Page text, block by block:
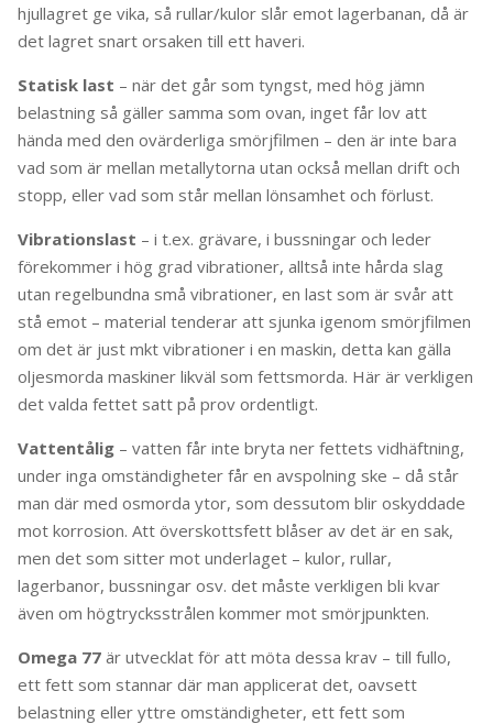
hjullagret ge vika, så rullar/kulor slår emot lagerbanan, då är
det lagret snart orsaken till ett haveri.
Statisk last – när det går som tyngst, med hög jämn
belastning så gäller samma som ovan, inget får lov att
hända med den ovärderliga smörjfilmen – den är inte bara
vad som är mellan metallytorna utan också mellan drift och
stopp, eller vad som står mellan lönsamhet och förlust.
Vibrationslast – i t.ex. grävare, i bussningar och leder
förekommer i hög grad vibrationer, alltså inte hårda slag
utan regelbundna små vibrationer, en last som är svår att
stå emot – material tenderar att sjunka igenom smörjfilmen
om det är just mkt vibrationer i en maskin, detta kan gälla
oljesmorda maskiner likväl som fettsmorda. Här är verkligen
det valda fettet satt på prov ordentligt.
Vattentålig – vatten får inte bryta ner fettets vidhäftning,
under inga omständigheter får en avspolning ske – då står
man där med osmorda ytor, som dessutom blir oskyddade
mot korrosion. Att överskottsfett blåser av det är en sak,
men det som sitter mot underlaget – kulor, rullar,
lagerbanor, bussningar osv. det måste verkligen bli kvar
även om högtrycksstrålen kommer mot smörjpunkten.
Omega 77 är utvecklat för att möta dessa krav – till fullo,
ett fett som stannar där man applicerat det, oavsett
belastning eller yttre omständigheter, ett fett som